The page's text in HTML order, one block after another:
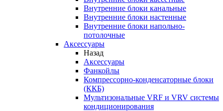
Внутренние блоки канальные
Внутренние блоки настенные
Внутренние блоки напольно-
потолочные
Аксессуары
Назад
Аксессуары
Фанкойлы
Компрессорно-конденсаторные блоки
(ККБ)
Мультизональные VRF и VRV системы
кондиционирования